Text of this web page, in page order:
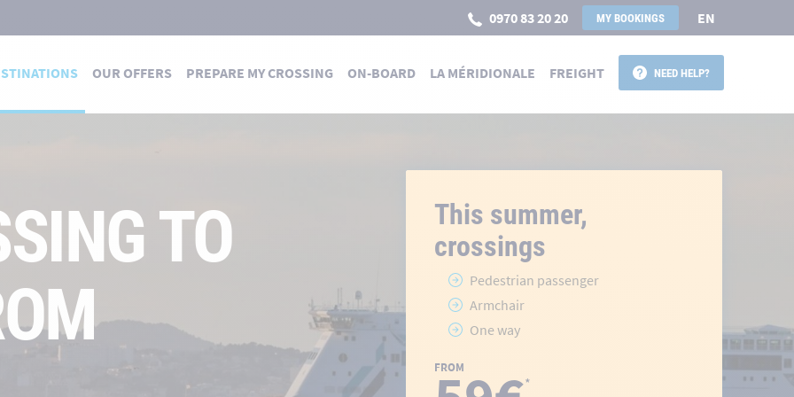
0970 83 20 20 MY BOOKINGS EN
OUR OFFERS PREPARE MY CROSSING ON-BOARD LA MÉRIDIONALE FREIGHT NEED HELP?
TO
This summer,
crossings
Pedestrian passenger
Armchair
One way
FROM
*